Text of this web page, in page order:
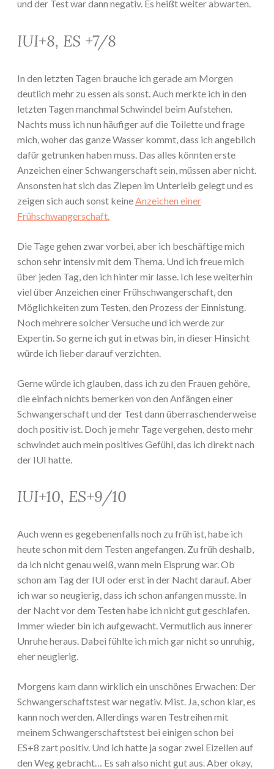
und der Test war dann negativ. Es heißt weiter abwarten.
IUI+8, ES +7/8
In den letzten Tagen brauche ich gerade am Morgen
deutlich mehr zu essen als sonst. Auch merkte ich in den
letzten Tagen manchmal Schwindel beim Aufstehen.
Nachts muss ich nun häufiger auf die Toilette und frage
mich, woher das ganze Wasser kommt, dass ich angeblich
dafür getrunken haben muss. Das alles könnten erste
Anzeichen einer Schwangerschaft sein, müssen aber nicht.
Ansonsten hat sich das Ziepen im Unterleib gelegt und es
zeigen sich auch sonst keineAnzeichen einer
Frühschwangerschaft.
Die Tage gehen zwar vorbei, aber ich beschäftige mich
schon sehr intensiv mit dem Thema. Und ich freue mich
über jeden Tag, den ich hinter mir lasse. Ich lese weiterhin
viel über Anzeichen einer Frühschwangerschaft, den
Möglichkeiten zum Testen, den Prozess der Einnistung.
Noch mehrere solcher Versuche und ich werde zur
Expertin. So gerne ich gut in etwas bin, in dieser Hinsicht
würde ich lieber darauf verzichten.
Gerne würde ich glauben, dass ich zu den Frauen gehöre,
die einfach nichts bemerken von den Anfängen einer
Schwangerschaft und der Test dann überraschenderweise
doch positiv ist. Doch je mehr Tage vergehen, desto mehr
schwindet auch mein positives Gefühl, das ich direkt nach
der IUI hatte.
IUI+10, ES+9/10
Auch wenn es gegebenenfalls noch zu früh ist, habe ich
heute schon mit dem Testen angefangen. Zu früh deshalb,
da ich nicht genau weiß, wann mein Eisprung war. Ob
schon am Tag der IUI oder erst in der Nacht darauf. Aber
ich war so neugierig, dass ich schon anfangen musste. In
der Nacht vor dem Testen habe ich nicht gut geschlafen.
Immer wieder bin ich aufgewacht. Vermutlich aus innerer
Unruhe heraus. Dabei fühlte ich mich gar nicht so unruhig,
eher neugierig.
Morgens kam dann wirklich ein unschönes Erwachen: Der
Schwangerschaftstest war negativ. Mist. Ja, schon klar, es
kann noch werden. Allerdings waren Testreihen mit
meinem Schwangerschaftstest bei einigen schon bei
ES+8 zart positiv. Und ich hatte ja sogar zwei Eizellen auf
den Weg gebracht… Es sah also nicht gut aus. Aber okay,